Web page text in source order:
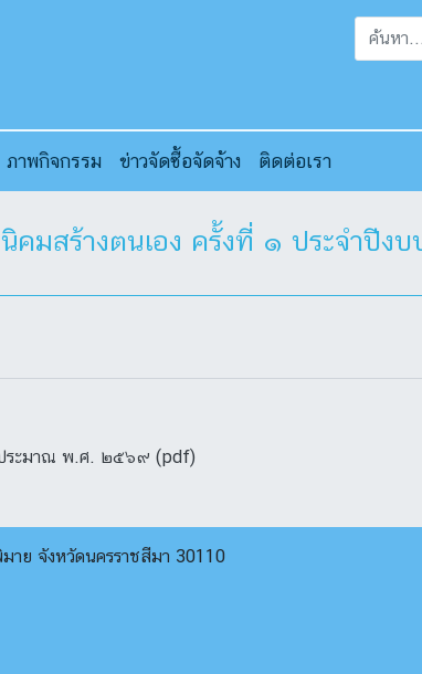
ภาพกิจกรรม ข่าวจัดซื้อจัดจ้าง ติดต่อเรา
นิคมสร้างตนเอง ครั้งที่ ๑ ประจำปี
ประมาณ พ.ศ. ๒๕๖๙ (pdf)
าย จังหวัดนครราชสีมา 30110